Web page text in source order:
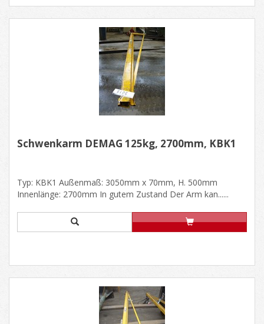
Schwenkarm DEMAG 125kg, 2700mm, KBK1
Typ: KBK1 Außenmaß: 3050mm x 70mm, H. 500mm
Innenlänge: 2700mm In gutem Zustand Der Arm kan......